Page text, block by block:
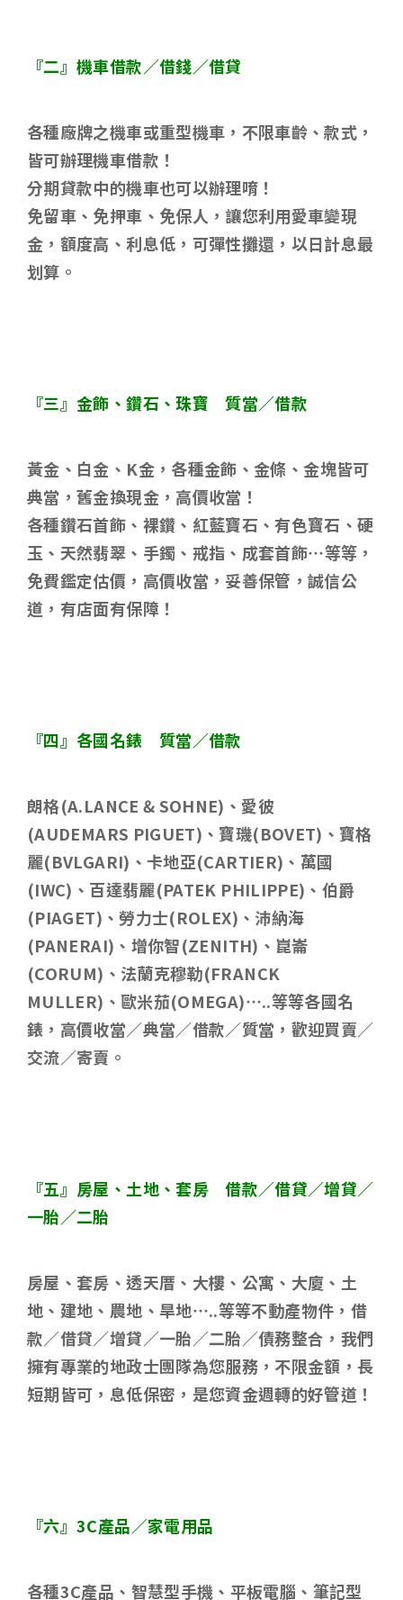
『二』機車借款／借錢／借貸
各種廠牌之機車或重型機車，不限車齡、款式，
皆可辦理機車借款！
分期貸款中的機車也可以辦理唷！
免留車、免押車、免保人，讓您利用愛車變現
金，額度高、利息低，可彈性攤還，以日計息最
划算。
『三』金飾、鑽石、珠寶 質當／借款
黃金、白金、 K金，各種金飾、金條、金塊皆可
典當，舊金換現金，高價收當！
各種鑽石首飾、裸鑽、紅藍寶石、有色寶石、硬
玉、天然翡翠、手鐲、戒指、成套首飾…等等，
免費鑑定估價，高價收當，妥善保管，誠信公
道，有店面有保障！
『四』各國名錶 質當／借款
朗格(A.LANCE & SOHNE) 、愛彼
(AUDEMARS PIGUET) 、寶璣(BOVET) 、寶格
麗(BVLGARI) 、卡地亞(CARTIER) 、萬國
(IWC) 、百達翡麗(PATEK PHILIPPE) 、伯爵
(PIAGET) 、勞力士(ROLEX) 、沛納海
(PANERAI) 、增你智(ZENITH) 、崑崙
(CORUM) 、法蘭克穆勒(FRANCK
MULLER) 、歐米茄(OMEGA)…..等等各國名
錶，高價收當／典當／借款／質當，歡迎買賣／
交流／寄賣。
『五』房屋、土地、套房 借款／借貸／增貸／
一胎／二胎
房屋、套房、透天厝、大樓、公寓、大廈、土
地、建地、農地、旱地…..等等不動產物件，借
款／借貸／增貸／一胎／二胎／債務整合，我們
擁有專業的地政士團隊為您服務，不限金額，長
短期皆可，息低保密，是您資金週轉的好管道！
『六』3C產品／家電用品
各種3C產品、智慧型手機、平板電腦、筆記型